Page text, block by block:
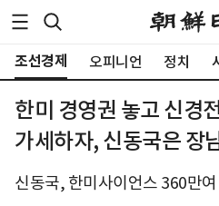
조선경제 오피니언 정치
한미 경영권 놓고 신경
가세하자, 신동국은 장
신동국, 한미사이언스 360만